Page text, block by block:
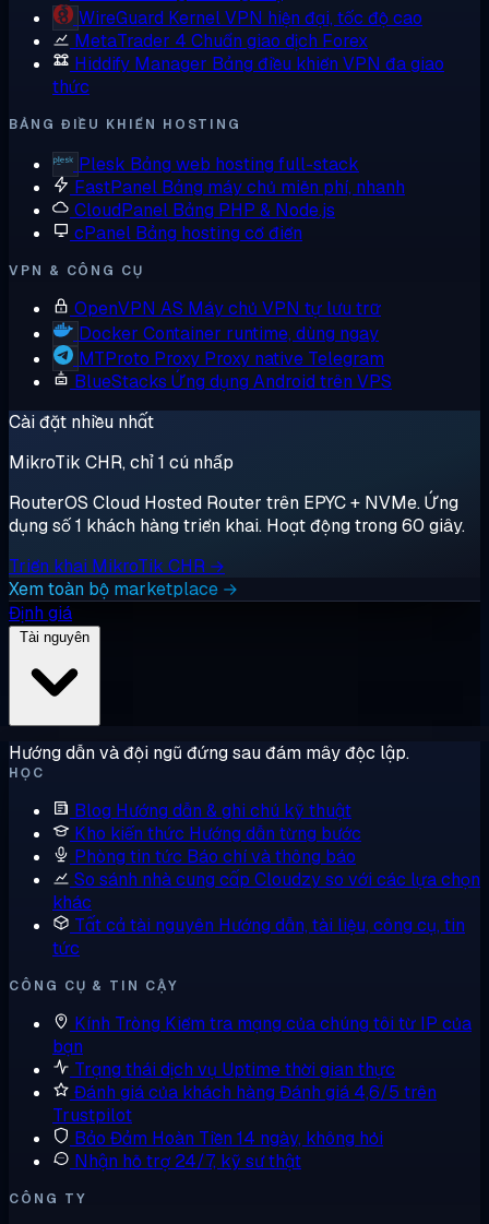
WireGuard Kernel VPN hiện đại, tốc độ cao
MetaTrader 4 Chuẩn giao dịch Forex
Hiddify Manager Bảng điều khiển VPN đa giao
thức
BẢNG ĐIỀU KHIỂN HOSTING
Plesk Bảng web hosting full-stack
FastPanel Bảng máy chủ miễn phí, nhanh
CloudPanel Bảng PHP & Node.js
cPanel Bảng hosting cổ điển
VPN & CÔNG CỤ
OpenVPN AS Máy chủ VPN tự lưu trữ
Docker Container runtime, dùng ngay
MTProto Proxy Proxy native Telegram
BlueStacks Ứng dụng Android trên VPS
Cài đặt nhiều nhất
MikroTik CHR, chỉ 1 cú nhấp
RouterOS Cloud Hosted Router trên EPYC + NVMe. Ứng
dụng số 1 khách hàng triển khai. Hoạt động trong 60 giây.
Triển khai MikroTik CHR →
Xem toàn bộ marketplace →
Định giá
Hướng dẫn và đội ngũ đứng sau đám mây độc lập.
HỌC
Blog Hướng dẫn & ghi chú kỹ thuật
Kho kiến thức Hướng dẫn từng bước
Phòng tin tức Báo chí và thông báo
So sánh nhà cung cấp Cloudzy so với các lựa chọn
khác
Tất cả tài nguyên Hướng dẫn, tài liệu, công cụ, tin
tức
CÔNG CỤ & TIN CẬY
Kính Tròng Kiểm tra mạng của chúng tôi từ IP của
bạn
Trạng thái dịch vụ Uptime thời gian thực
Đánh giá của khách hàng Đánh giá 4,6/5 trên
Trustpilot
Bảo Đảm Hoàn Tiền 14 ngày, không hỏi
Nhận hỗ trợ 24/7, kỹ sư thật
CÔNG TY